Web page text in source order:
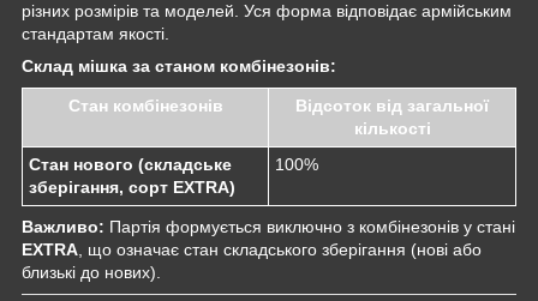
різних розмірів та моделей. Уся форма відповідає армійським
стандартам якості.
Склад мішка за станом комбінезонів:
Стан комбінезонів
Відсоток від загальної
кількості
Стан нового (складське
зберігання, сорт EXTRA)
100%
Важливо: Партія формується виключно з комбінезонів у стані
EXTRA , що означає стан складського зберігання (нові або
близькі до нових).